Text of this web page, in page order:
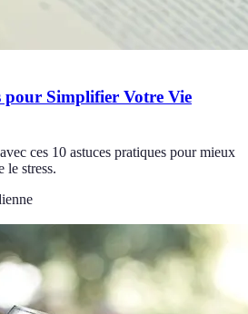
pour Simplifier Votre Vie
ces 10 astuces pratiques pour mieux
le stress.